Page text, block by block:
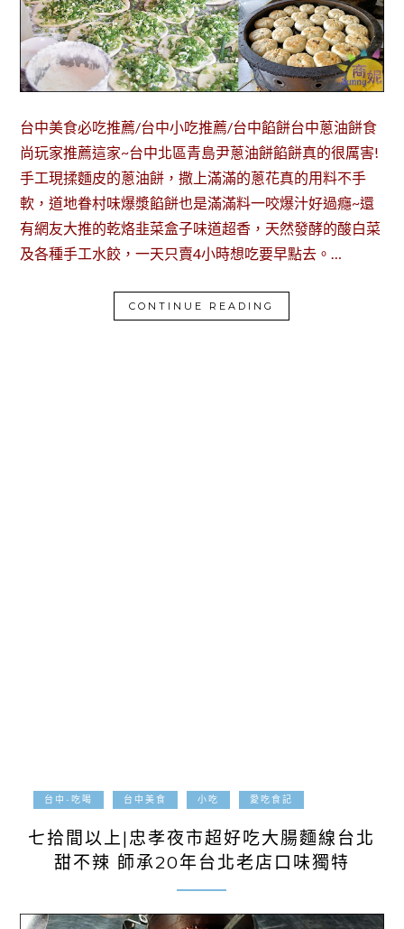
台中美食必吃推薦/台中小吃推薦/台中餡餅台中蔥油餅食
尚玩家推薦這家~台中北區青島尹蔥油餅餡餅真的很厲害!
手工現揉麵皮的蔥油餅，撒上滿滿的蔥花真的用料不手
軟，道地眷村味爆漿餡餅也是滿滿料一咬爆汁好過癮~還
有網友大推的乾烙韭菜盒子味道超香，天然發酵的酸白菜
及各種手工水餃，一天只賣4小時想吃要早點去。…
CONTINUE READING
台中-吃喝 台中美食 小吃 愛吃食記
七拾間以上|忠孝夜市超好吃大腸麵線台北
甜不辣 師承20年台北老店口味獨特